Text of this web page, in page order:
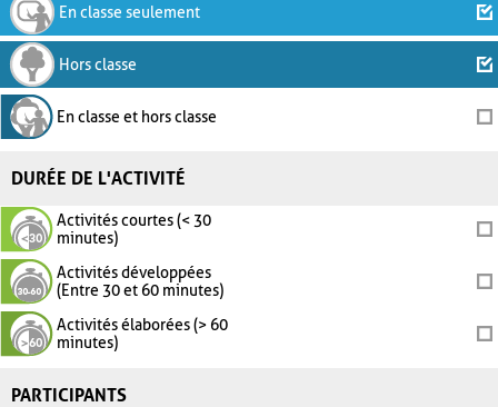
En classe seulement
Hors classe
En classe et hors classe
DURÉE DE L'ACTIVITÉ
Activités courtes (< 30
minutes)
Activités développées
(Entre 30 et 60 minutes)
Activités élaborées (> 60
minutes)
PARTICIPANTS